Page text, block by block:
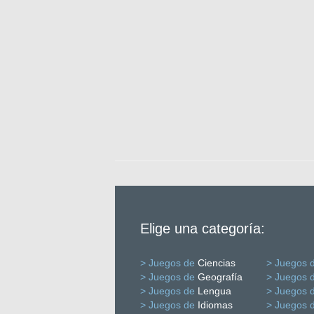
Elige una categoría:
> Juegos de Ciencias
> Juegos
> Juegos de Geografía
> Juegos
> Juegos de Lengua
> Juegos
> Juegos de Idiomas
> Juegos